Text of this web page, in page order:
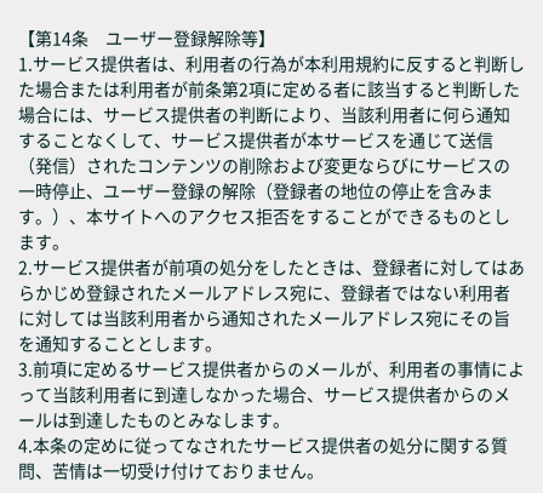
【第14条 ユーザー登録解除等】
1.サービス提供者は、利用者の行為が本利用規約に反すると判断し
た場合または利用者が前条第2項に定める者に該当すると判断した
場合には、サービス提供者の判断により、当該利用者に何ら通知
することなくして、サービス提供者が本サービスを通じて送信
（発信）されたコンテンツの削除および変更ならびにサービスの
一時停止、ユーザー登録の解除（登録者の地位の停止を含みま
す。）、本サイトへのアクセス拒否をすることができるものとし
ます。
2.サービス提供者が前項の処分をしたときは、登録者に対してはあ
らかじめ登録されたメールアドレス宛に、登録者ではない利用者
に対しては当該利用者から通知されたメールアドレス宛にその旨
を通知することとします。
3.前項に定めるサービス提供者からのメールが、利用者の事情によ
って当該利用者に到達しなかった場合、サービス提供者からのメ
ールは到達したものとみなします。
4.本条の定めに従ってなされたサービス提供者の処分に関する質
問、苦情は一切受け付けておりません。